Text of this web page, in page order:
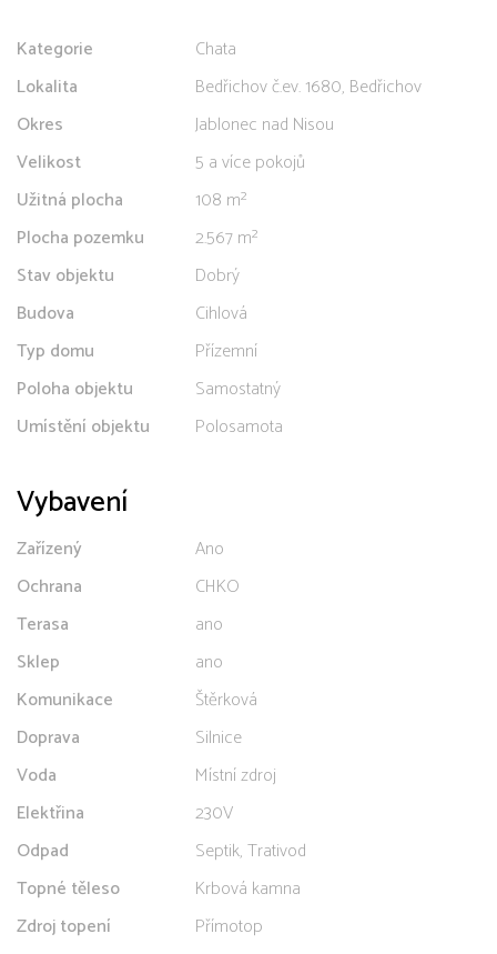
Kategorie
Chata
Lokalita
Bedřichov č.ev. 1680, Bedřichov
Okres
Jablonec nad Nisou
Velikost
5 a více pokojů
Užitná plocha
108 m²
Plocha pozemku
2.567 m²
Stav objektu
Dobrý
Budova
Cihlová
Typ domu
Přízemní
Poloha objektu
Samostatný
Umístění objektu
Polosamota
Vybavení
Zařízený
Ano
Ochrana
CHKO
Terasa
ano
Sklep
ano
Komunikace
Štěrková
Doprava
Silnice
Voda
Místní zdroj
Elektřina
230V
Odpad
Septik, Trativod
Topné těleso
Krbová kamna
Zdroj topení
Přímotop